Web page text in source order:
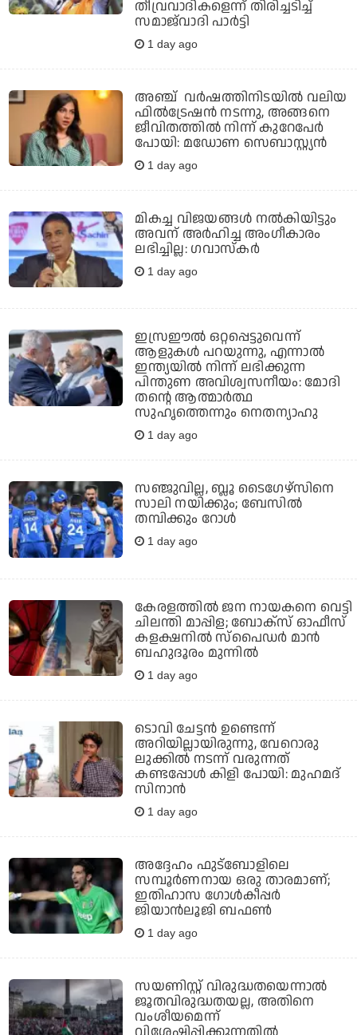
തീവ്രവാദികളെന്ന് തിരിച്ചടിച്ച്
സമാജ്‌വാദി പാര്‍ട്ടി
1 day ago
അഞ്ച് വർഷത്തിനിടയിൽ വലിയ
ഫിൽട്രേഷൻ നടന്നു, അങ്ങനെ
ജീവിതത്തിൽ നിന്ന് കുറേപേർ
പോയി: മഡോണ സെബാസ്റ്റ്യൻ
1 day ago
മികച്ച വിജയങ്ങൾ നൽകിയിട്ടും
അവന് അർഹിച്ച അംഗീകാരം
ലഭിച്ചില്ല: ഗവാസ്‌കർ
1 day ago
ഇസ്രഈല്‍ ഒറ്റപ്പെട്ടുവെന്ന്
ആളുകള്‍ പറയുന്നു, എന്നാല്‍
ഇന്ത്യയില്‍ നിന്ന് ലഭിക്കുന്ന
പിന്തുണ അവിശ്വസനീയം: മോദി
തന്റെ ആത്മാര്‍ത്ഥ
സുഹൃത്തെന്നും നെതന്യാഹു
1 day ago
സഞ്ജുവില്ല, ബ്ലൂ ടൈഗേഴ്‌സിനെ
സാലി നയിക്കും; ബേസില്‍
തമ്പിക്കും റോള്‍
1 day ago
കേരളത്തില്‍ ജന നായകനെ വെട്ടി
ചിലന്തി മാപ്പിള; ബോക്‌സ് ഓഫീസ്
കളക്ഷനില്‍ സ്‌പൈഡര്‍ മാന്‍
ബഹുദൂരം മുന്നില്‍
1 day ago
ടൊവി ചേട്ടന്‍ ഉണ്ടെന്ന്
അറിയില്ലായിരുന്നു, വേറൊരു
ലുക്കില്‍ നടന്ന് വരുന്നത്
കണ്ടപ്പോള്‍ കിളി പോയി: മുഹമദ്
സിനാന്‍
1 day ago
അദ്ദേഹം ഫുട്‌ബോളിലെ
സമ്പൂര്‍ണനായ ഒരു താരമാണ്;
ഇതിഹാസ ഗോള്‍കീപ്പര്‍
ജിയാന്‍ലൂജി ബഫണ്‍
1 day ago
സയണിസ്റ്റ് വിരുദ്ധതയെന്നാല്‍
ജൂതവിരുദ്ധതയല്ല, അതിനെ
വംശീയമെന്ന്